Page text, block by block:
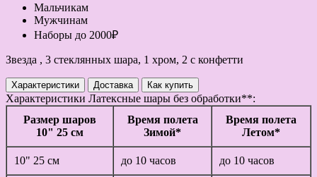
Мальчикам
Мужчинам
Наборы до 2000₽
Звезда , 3 стеклянных шара, 1 хром, 2 с конфетти
Характеристики Доставка Как купить
Характеристики Латексные шары без обработки**:
Размер шаров
10" 25 см
Время полета
Зимой*
Время полета
Летом*
10" 25 см до 10 часов до 10 часов